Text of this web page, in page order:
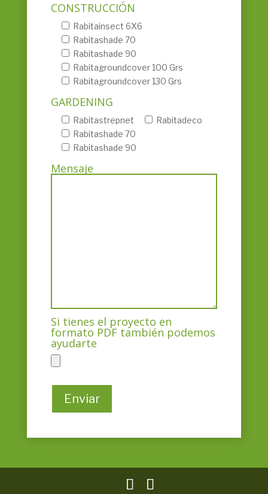
CONSTRUCCIÓN
Rabitainsect 6X6
Rabitashade 70
Rabitashade 90
Rabitagroundcover 100 Grs
Rabitagroundcover 130 Grs
GARDENING
Rabitastrepnet
Rabitadeco
Rabitashade 70
Rabitashade 90
Mensaje
Si tienes el proyecto en
formato PDF también podemos
ayudarte